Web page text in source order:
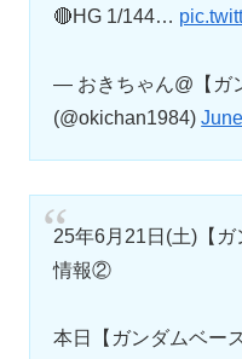
🔴HG 1/144…
— おきちゃん@【ガ
(@okichan1984)
25年6月21日(土)【
情報②
本日【ガンダムベー